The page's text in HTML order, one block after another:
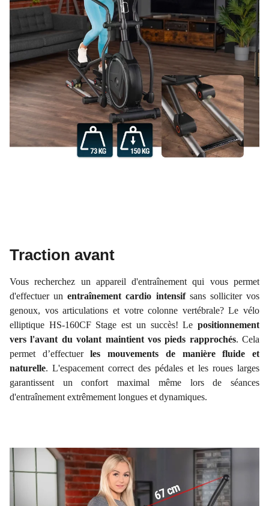
Traction avant
Vous recherchez un appareil d'entraînement qui vous permet
d'effectuer unentraînement cardio intensifsans solliciter vos
genoux, vos articulations et votre colonne vertébrale? Le vélo
elliptique HS-160CF Stage est un succès! Le positionnement
vers l'avant du volant maintient vos pieds rapprochés. Cela
permet d’effectuerles mouvements de manière fluide et
naturelle. L'espacement correct des pédales et les roues larges
garantissent un confort maximal même lors de séances
d'entraînement extrêmement longues et dynamiques.